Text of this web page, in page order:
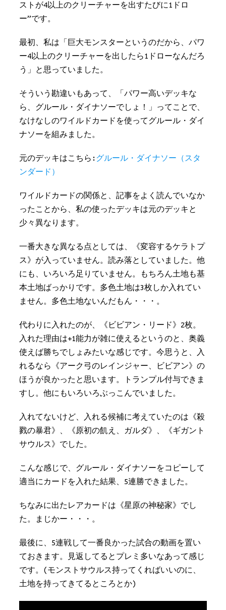
ストが4以上のクリーチャーを出すたびに1ドロ
ー”です。
最初、私は「巨大モンスターというのだから、パワ
ー4以上のクリーチャーを出したら1ドローなんだろ
う」と思っていました。
そういう勘違いもあって、「パワー高いデッキな
ら、グルール・ダイナソーでしょ！」ってことで、
なけなしのワイルドカードを使ってグルール・ダイ
ナソーを組みました。
元のデッキはこちら:グルール・ダイナソー（スタ
ンダード）
ワイルドカードの関係と、記事をよく読んでいなか
ったことから、私の使ったデッキは元のデッキと
少々異なります。
一番大きな異なる点としては、《変容するケラトプ
ス》が入っていません。読み落としていました。他
にも、いろいろ足りていません。もちろん土地も基
本土地ばっかりです。多色土地は3枚しか入れてい
ません。多色土地ないんだもん・・・。
代わりに入れたのが、《ビビアン・リード》2枚。
入れた理由は+1能力が雑に使えるというのと、奥義
使えば勝ちでしょみたいな感じです。今思うと、入
れるなら《アーク弓のレインジャー、ビビアン》の
ほうが良かったと思います。トランプル付与できま
すし。他にもいろいろぶっこんでいました。
入れてないけど、入れる候補に考えていたのは《殺
戮の暴君》、《原初の飢え、ガルダ》、《ギガント
サウルス》でした。
こんな感じで、グルール・ダイナソーをコピーして
適当にカードを入れた結果、5連勝できました。
ちなみに出たレアカードは《星原の神秘家》でし
た。まじかー・・・。
最後に、5連戦して一番良かった試合の動画を置い
ておきます。見返してるとプレミ多いなあって感じ
です。(モンストサウルス持ってくればいいのに、
土地を持ってきてるところとか)